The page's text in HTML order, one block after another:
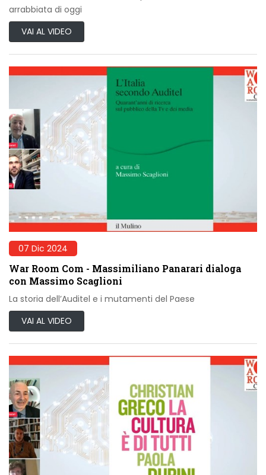
arrabbiata di oggi
VAI AL VIDEO
07 Dic 2024
War Room Com - Massimiliano Panarari dialoga
con Massimo Scaglioni
La storia dell’Auditel e i mutamenti del Paese
VAI AL VIDEO